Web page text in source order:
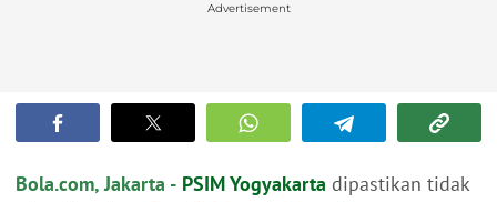
Advertisement
Bola.com, Jakarta - PSIM Yogyakarta dipastikan tidak